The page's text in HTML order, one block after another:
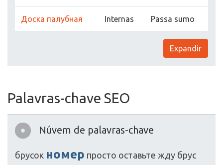
Доска палубная Internas Passa sumo
Expandir
Palavras-chave SEO
Núvem de palavras-chave
брусок номер просто оставьте жду брус